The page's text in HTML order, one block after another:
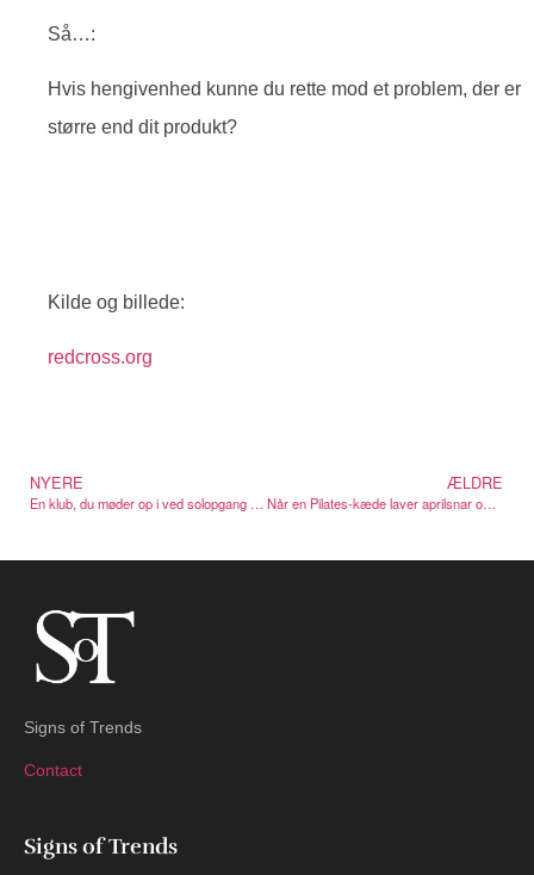
Så…:
Hvis hengivenhed kunne du rette mod et problem, der er
større end dit produkt?
Kilde og billede:
redcross.org
NYERE
En klub, du møder op i ved solopgang — ikke om aftenen
ÆLDRE
Når en Pilates-kæde laver aprilsnar om Pilates
Signs of Trends
Contact
Signs of Trends